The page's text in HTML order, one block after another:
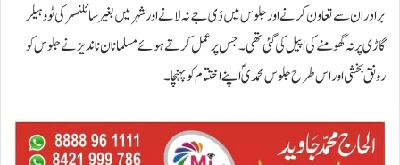
برادران سے تعاون کرنے اور جلوس میں ڈی جے نہ لانے اور شہر میں بغیر سائلنسر کی ٹووہیلر
گاڑی پر نہ گھومنے کی اپیل کی گئی تھی۔ جس پر عمل کرتے ہوئے مسلمانان ناندیڑ نے جلوس کو
رونق بخشی اور اس طرح جلوس محمدیؐ اپنے اختتام کو پہنچا۔